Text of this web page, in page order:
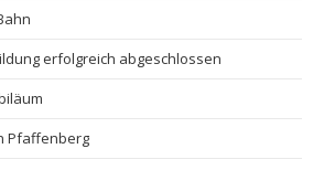
erfolgreich abgeschlossen
Pfaffenberg